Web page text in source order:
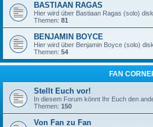
BASTIAAN RAGAS
Hier wird über Bastiaan Ragas (solo)
Themen: 81
BENJAMIN BOYCE
Hier wird über Benjamin Boyce (solo)
Themen: 54
FAN
Stellt Euch vor!
In diesem Forum könnt Ihr Euch den
Themen: 150
Von Fan zu Fan